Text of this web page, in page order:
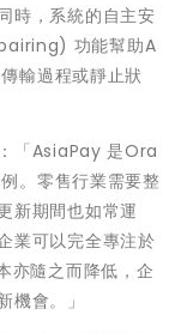
時，系統的自主安
功能幫助A
輸過程或靜止狀
「AsiaPay 是Ora
。零售行業需要整
新期間也如常運
業可以完全專注於
亦隨之而降低，企
機會。」